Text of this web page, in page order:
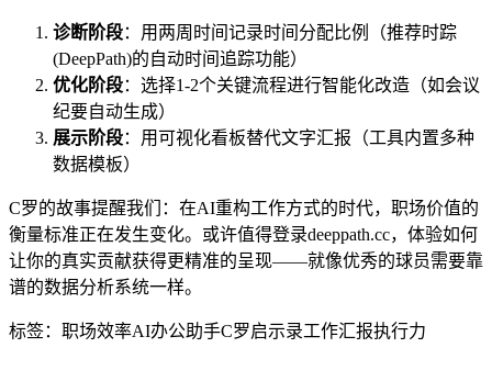
诊断阶段：用两周时间记录时间分配比例（推荐时踪
(DeepPath)的自动时间追踪功能）
优化阶段：选择1-2个关键流程进行智能化改造（如会议
纪要自动生成）
展示阶段：用可视化看板替代文字汇报（工具内置多种
数据模板）
C罗的故事提醒我们：在AI重构工作方式的时代，职场价值的
衡量标准正在发生变化。或许值得登录deeppath.cc，体验如何
让你的真实贡献获得更精准的呈现——就像优秀的球员需要靠
谱的数据分析系统一样。
标签： 职场效率AI办公助手C罗启示录工作汇报执行力